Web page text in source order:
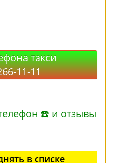
такси
11-11
☎ и отзывы
в списке